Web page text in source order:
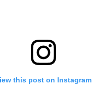
this post on Instagram